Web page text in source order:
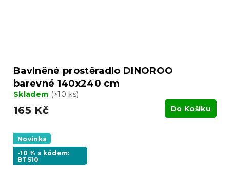
Bavlněné prostěradlo DINOROO
barevné 140x240 cm
Skladem (>10 ks)
165 Kč Do Košíku
Novinka
-10 % s kódem:
BTS10